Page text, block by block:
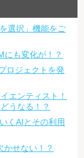
選択」機能をご
にも変化が！？
ロジェクトを発
エンティスト！
うなる！？
くAIとその利用
かせない！？